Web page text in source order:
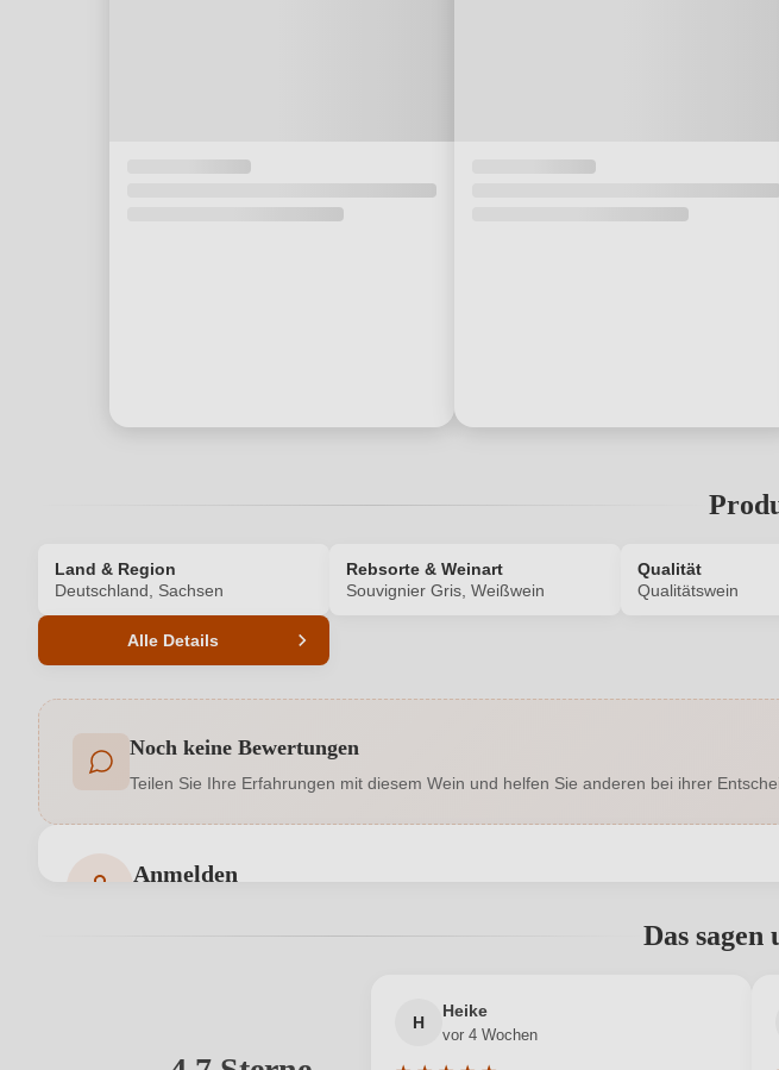
Land & Region
Deutschland, Sachsen
Rebsorte & Weinart
Souvignier Gris, Weißwein
Qualität
Qualitätswein
Alle Details
Allergene
Bio
Noch keine Bewertungen
Teilen Sie Ihre Erfahrungen mit diesem Wein und helfen Sie anderen bei ihrer
Anmelden
Ihre E-Mail-Adresse
Das sagen
H
Heike
vor 4 Wochen